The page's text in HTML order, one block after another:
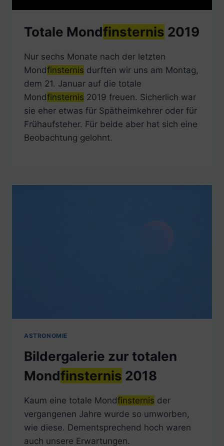
Totale Mondfinsternis 2019
Nur sechs Monate nach der letzten
Mondfinsternis durften wir uns am Montag,
dem 21. Januar auf die totale
Mondfinsternis 2019 freuen. Sicherlich war
sie eher etwas für Spätheimkehrer oder für
Frühaufsteher. Für beide aber hat sich eine
Beobachtung gelohnt.
ASTRONOMIE
Bildergalerie zur totalen
Mondfinsternis 2018
Kaum eine totale Mondfinsternis der
vergangenen Jahre wurde so umworben,
wie diese. Dementsprechend hoch waren
auch unsere Erwartungen.